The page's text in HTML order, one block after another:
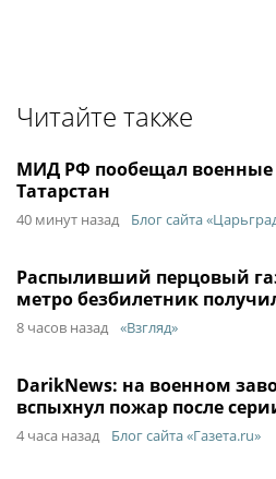
Читайте также
МИД РФ пообещал военные
Татарстан
40 минут назад Блог сайта
Распыливший перцовый
метро безбилетник
8 часов назад «Взгляд»
DarikNews: на военном
вспыхнул пожар после
4 часа назад Блог сайта «Газета.ru»